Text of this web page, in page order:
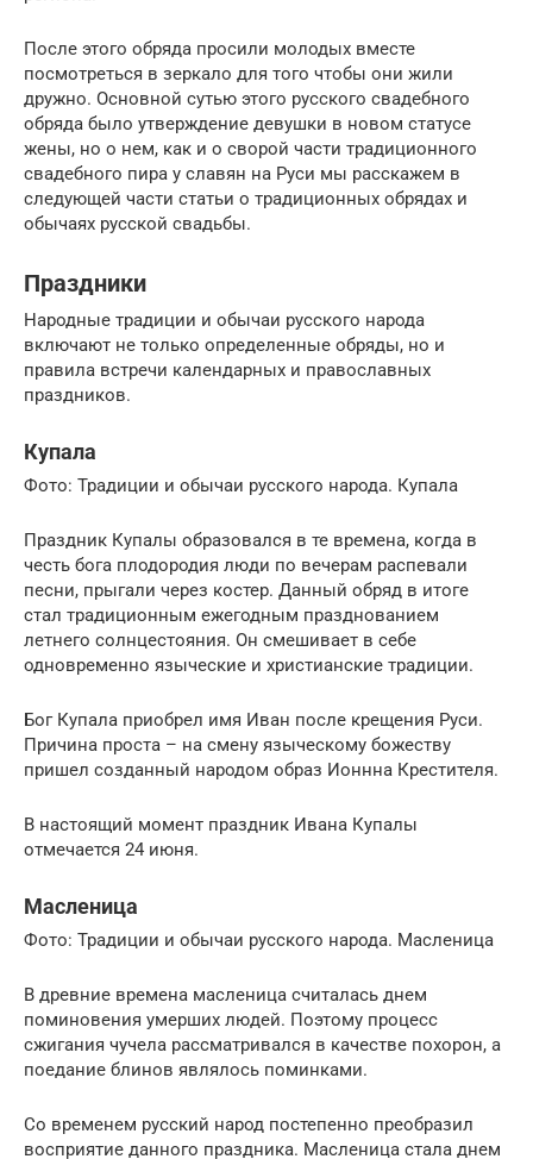
После этого обряда просили молодых вместе
посмотреться в зеркало для того чтобы они жили
дружно. Основной сутью этого русского свадебного
обряда было утверждение девушки в новом статусе
жены, но о нем, как и о сворой части традиционного
свадебного пира у славян на Руси мы расскажем в
следующей части статьи о традиционных обрядах и
обычаях русской свадьбы.
Праздники
Народные традиции и обычаи русского народа
включают не только определенные обряды, но и
правила встречи календарных и православных
праздников.
Купала
Фото: Традиции и обычаи русского народа. Купала
Праздник Купалы образовался в те времена, когда в
честь бога плодородия люди по вечерам распевали
песни, прыгали через костер. Данный обряд в итоге
стал традиционным ежегодным празднованием
летнего солнцестояния. Он смешивает в себе
одновременно языческие и христианские традиции.
Бог Купала приобрел имя Иван после крещения Руси.
Причина проста – на смену языческому божеству
пришел созданный народом образ Ионнна Крестителя.
В настоящий момент праздник Ивана Купалы
отмечается 24 июня.
Масленица
Фото: Традиции и обычаи русского народа. Масленица
В древние времена масленица считалась днем
поминовения умерших людей. Поэтому процесс
сжигания чучела рассматривался в качестве похорон, а
поедание блинов являлось поминками.
Со временем русский народ постепенно преобразил
восприятие данного праздника. Масленица стала днем